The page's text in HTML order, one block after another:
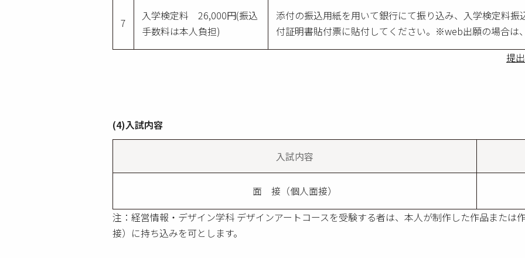
7
入学検定料 26,000円(振込
手数料は本人負担)
添付の振込用紙を用いて銀行にて振り込み、入学検定料
付証明書貼付票に貼付してください。※web出願の場合は
提
(4)入試内容
入試内容
面 接（個人面接）
注：経営情報・デザイン学科 デザインアートコースを受験する者は、本人が制作した作品または
接）に持ち込みを可とします。